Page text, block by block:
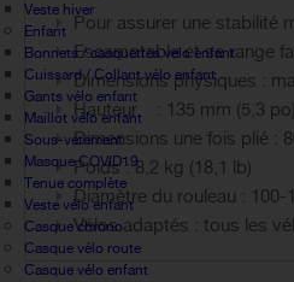
Veste hiver
Enfant
Bonnets / casquettes velo enfant
Cuissard / Collant vélo enfant
Gants vélo enfant
Maillot vélo enfant
Sous-vetement
Masque COVID19
Tenue complète
Veste vélo enfant
Casque chrono
Casque vélo route
Casque vélo enfant
Pour assurer une stabilité
Escamotable et se range
Dimensions physiques :
Hauteur : 135 mm (5,3 po)
Dimensions une fois plié :
Poids : 8,2 kg (18,1 lb)
Diamètre du rouleau : 100-
Vélos adaptés : tous les